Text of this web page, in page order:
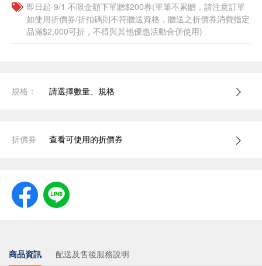
即日起-9/1 不限金額下單贈$200券(單筆不累贈，請注意訂單
如使用折價券/折扣碼則不符贈送資格，贈送之折價券消費指定
品滿$2,000可折，不得與其他優惠活動合併使用)
規格： 請選擇數量、規格
折價券 查看可使用的折價券
商品資訊 配送及售後服務說明